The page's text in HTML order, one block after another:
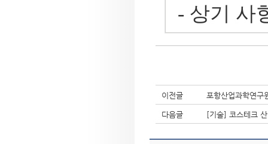
- 상기 사
이전글 포항산업과학연
다음글 [기술] 코스테크